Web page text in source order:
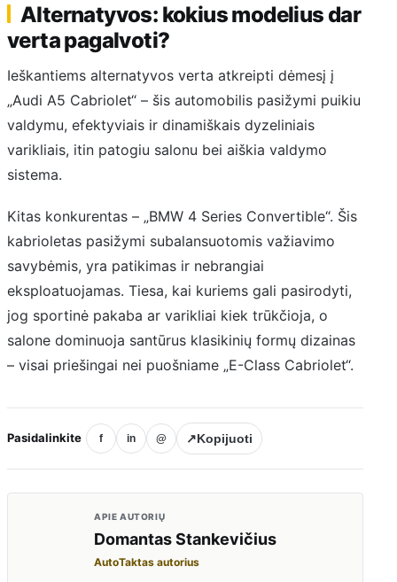
Alternatyvos: kokius modelius dar
verta pagalvoti?
Ieškantiems alternatyvos verta atkreipti dėmesį į
„Audi A5 Cabriolet“ – šis automobilis pasižymi puikiu
valdymu, efektyviais ir dinamiškais dyzeliniais
varikliais, itin patogiu salonu bei aiškia valdymo
sistema.
Kitas konkurentas – „BMW 4 Series Convertible“. Šis
kabrioletas pasižymi subalansuotomis važiavimo
savybėmis, yra patikimas ir nebrangiai
eksploatuojamas. Tiesa, kai kuriems gali pasirodyti,
jog sportinė pakaba ar varikliai kiek trūkčioja, o
salone dominuoja santūrus klasikinių formų dizainas
– visai priešingai nei puošniame „E-Class Cabriolet“.
Pasidalinkite f in @ ↗Kopijuoti
APIE AUTORIŲ
Domantas Stankevičius
AutoTaktas autorius